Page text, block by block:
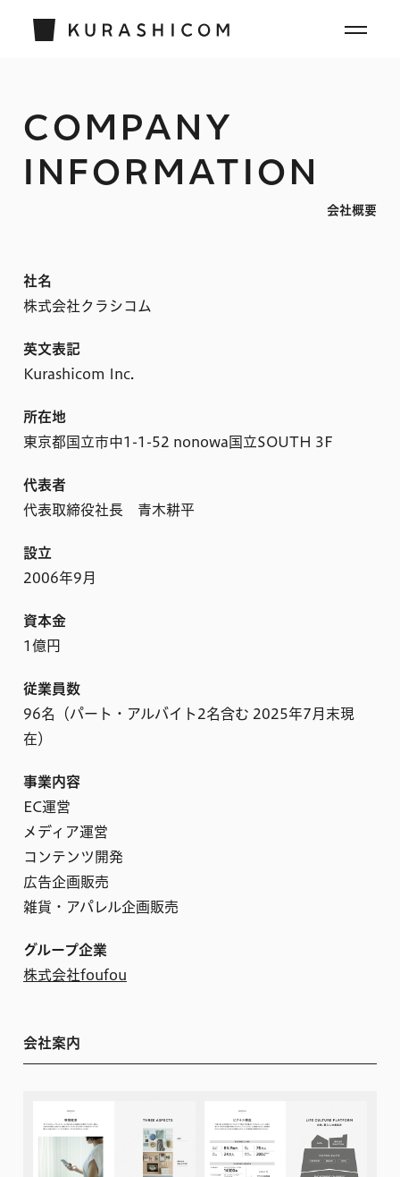
COMPANY
INFORMATION
会社概要
社名
株式会社クラシコム
英文表記
Kurashicom Inc.
所在地
東京都国立市中1-1-52 nonowa国立SOUTH 3F
代表者
代表取締役社長 青木耕平
設立
2006年9月
資本金
1億円
従業員数
96名（パート・アルバイト2名含む 2025年7月末現
在）
事業内容
EC運営
メディア運営
コンテンツ開発
広告企画販売
雑貨・アパレル企画販売
グループ企業
株式会社foufou
会社案内